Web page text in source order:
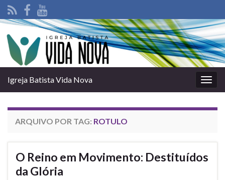
Igreja Batista Vida Nova
ARQUIVO POR TAG: ROTULO
O Reino em Movimento: Destituí­dos
da Glória